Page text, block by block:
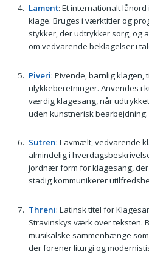
Lament: Et internationalt
klage. Bruges i værktitler og
stykker, der udtrykker sorg, og
om vedvarende beklagelser i
Piveri: Pivende, barnlig klagen,
ulykkeberetninger. Anvendes i
værdig klagesang, når
uden kunstnerisk bearbejdning.
Sutren: Lavmælt, vedvarende
almindelig i
jordnær form for klagesang,
stadig kommunikerer
Threni: Latinsk titel for
Stravinskys værk over teksten.
musikalske sammenhænge
der forener liturgi og